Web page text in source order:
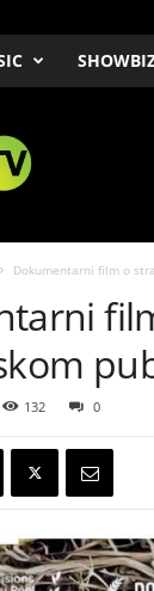
Dokumentarni film o
132 0